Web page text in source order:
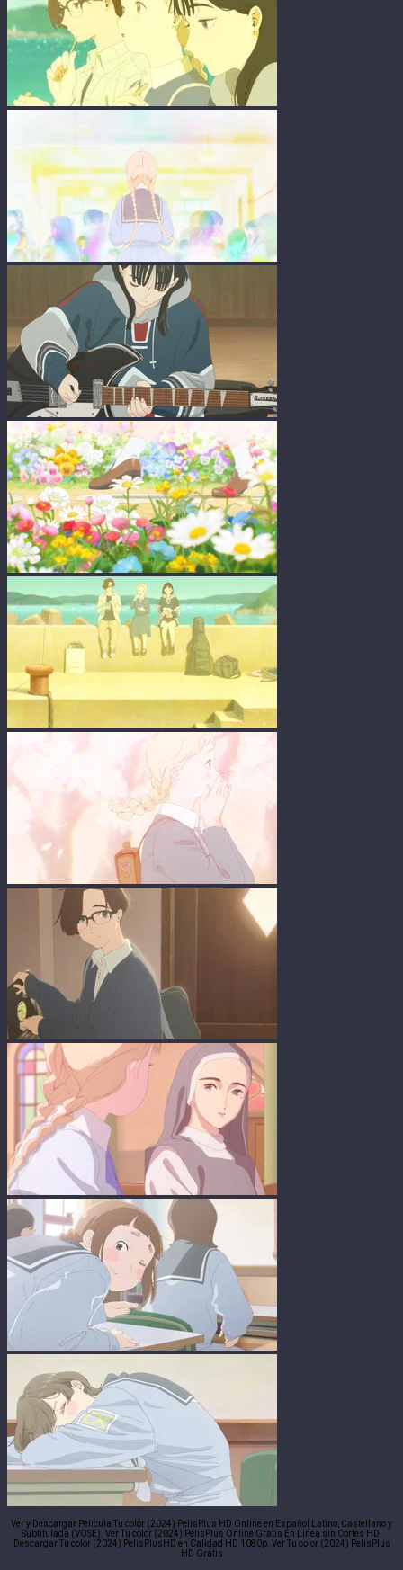
Ver y Descargar Pelicula Tu color (2024) PelisPlus HD Online en Español Latino, Castellano y
Subtitulada (VOSE). Ver Tu color (2024) PelisPlus Online Gratis En Linea sin Cortes HD.
Descargar Tu color (2024) PelisPlusHD en Calidad HD 1080p. Ver Tu color (2024) PelisPlus
HD Gratis